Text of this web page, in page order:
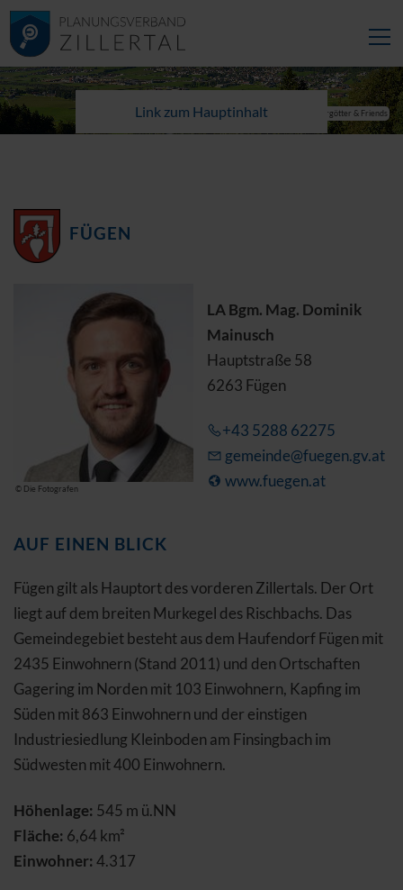
Link zum Hauptinhalt © Wörgötter & Friends
FÜGEN
© Die Fotografen
LA Bgm. Mag. Dominik
Mainusch
Hauptstraße 58
6263 Fügen
+43 5288 62275
gemeinde@fuegen.gv.at
www.fuegen.at
AUF EINEN BLICK
Fügen gilt als Hauptort des vorderen Zillertals. Der Ort
liegt auf dem breiten Murkegel des Rischbachs. Das
Gemeindegebiet besteht aus dem Haufendorf Fügen mit
2435 Einwohnern (Stand 2011) und den Ortschaften
Gagering im Norden mit 103 Einwohnern, Kapfing im
Süden mit 863 Einwohnern und der einstigen
Industriesiedlung Kleinboden am Finsingbach im
Südwesten mit 400 Einwohnern.
Höhenlage: 545 m ü.NN
Fläche: 6,64 km²
Einwohner:4.317